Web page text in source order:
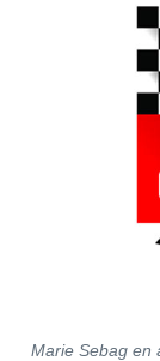
Marie Sebag en